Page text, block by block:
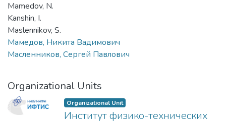
Mamedov, N.
Kanshin, I.
Maslennikov, S.
Мамедов, Никита Вадимович
Масленников, Сергей Павлович
Organizational Units
Organizational Unit
Институт физико-техничеcких